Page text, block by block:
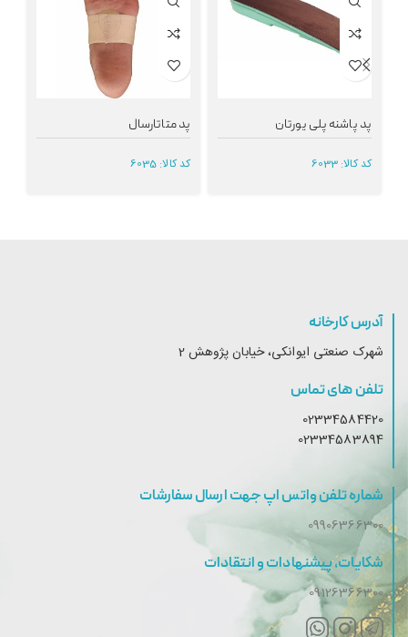
پد پاشنه پلی یورتان
کد کالا: 6033
پد متاتارسال
کد کالا: 6035
آدرس کارخانه
شهرک صنعتی ایوانکی، خیابان پژوهش 2
تلفن های تماس
02334584420
02334583894
شماره تلفن واتس اپ جهت ارسال سفارشات
09906366300
شکایات، پیشنهادات و انتقادات
09126366300